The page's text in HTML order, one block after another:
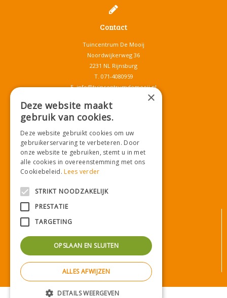
Contact
Tuincentrum De Mooij
Noordwijkerweg 36
2231 NL Rijnsburg
T. 071-4080959
E.info@tuincentrumdemooij.nl
Download onze App!
Betaalinformatie
Privacy policy
Green Solutions|Tuincentrum Overzicht
×
Deze website maakt
gebruik van cookies.
Deze website gebruikt cookies om uw
gebruikerservaring te verbeteren. Door
onze website te gebruiken, stemt u in met
alle cookies in overeenstemming met ons
Cookiebeleid.Lees verder
STRIKT NOODZAKELIJK
PRESTATIE
TARGETING
OPSLAAN EN SLUITEN
ALLES AFWIJZEN
DETAILS WEERGEVEN